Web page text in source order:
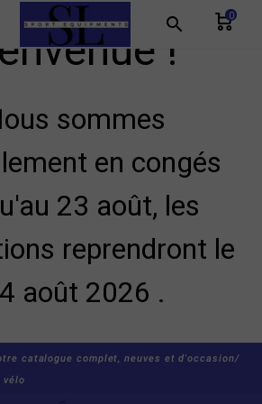
search 0
!
sommes
en congés
23 août, les
reprendront le
août 2026 .
catalogue complet, neuves et d'occasion/
vélo